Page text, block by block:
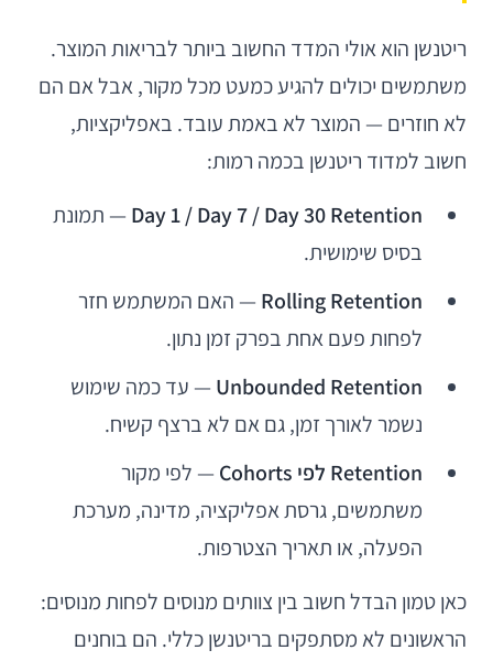
ריטנשן הוא אולי המדד החשוב ביותר לבריאות המוצר.
משתמשים יכולים להגיע כמעט מכל מקור, אבל אם הם
לא חוזרים — המוצר לא באמת עובד. באפליקציות,
חשוב למדוד ריטנשן בכמה רמות:
Day 1 / Day 7 / Day 30 Retention — תמונת
בסיס שימושית.
Rolling Retention — האם המשתמש חזר
לפחות פעם אחת בפרק זמן נתון.
Unbounded Retention — עד כמה שימוש
נשמר לאורך זמן, גם אם לא ברצף קשיח.
Retention לפי Cohorts
— לפי מקור
משתמשים, גרסת אפליקציה, מדינה, מערכת
הפעלה, או תאריך הצטרפות.
כאן טמון הבדל חשוב בין צוותים מנוסים לפחות מנוסים:
הראשונים לא מסתפקים בריטנשן כללי. הם בוחנים